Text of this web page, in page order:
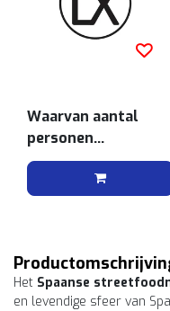
Waarvan aantal
personen
vegetarisch
Het Spaanse
en levendige sfeer van